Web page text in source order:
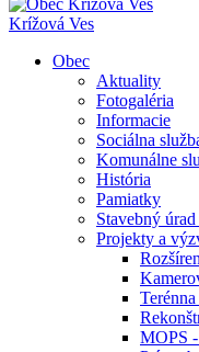
Krížová Ves
Obec
Aktuality
Fotogaléria
Informacie
Sociálna
Komunálne
História
Pamiatky
Stavebný
Projekty a
MOPS